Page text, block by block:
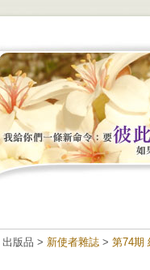
出版品 > 新使者雜誌 > 第74期